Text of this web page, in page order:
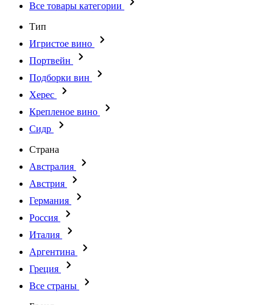
Все товары категории
Тип
Игристое вино
Портвейн
Подборки вин
Херес
Крепленое вино
Сидр
Страна
Австралия
Австрия
Германия
Россия
Италия
Аргентина
Греция
Все страны